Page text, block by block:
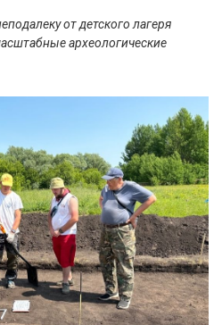
от детского лагеря
археологические